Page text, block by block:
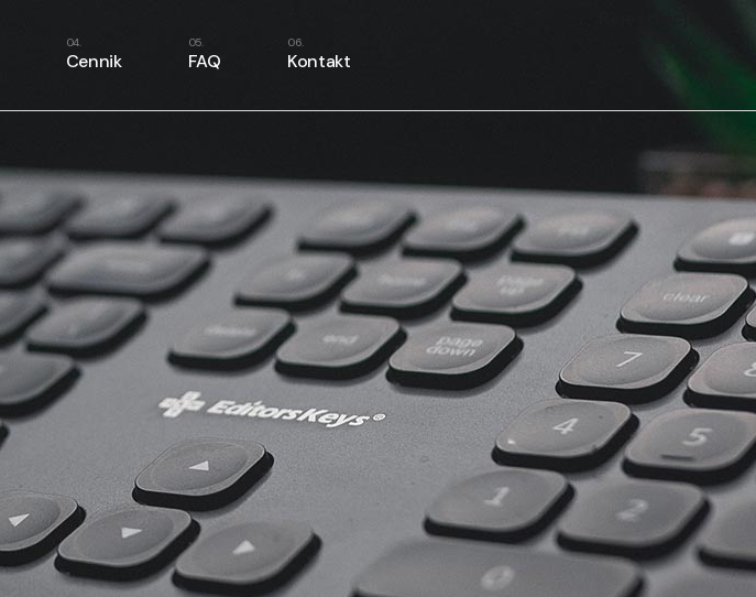
Cennik FAQ Kontakt